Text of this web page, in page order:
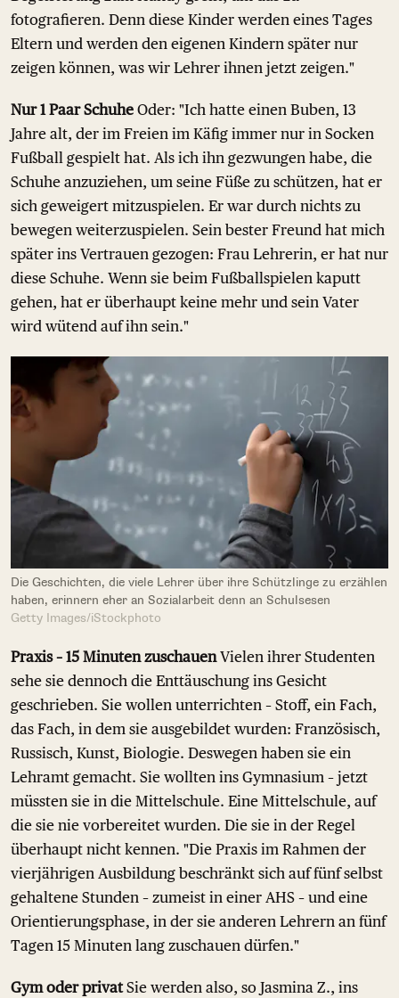
fotografieren. Denn diese Kinder werden eines Tages
Eltern und werden den eigenen Kindern später nur
zeigen können, was wir Lehrer ihnen jetzt zeigen."
Nur 1 Paar Schuhe Oder: "Ich hatte einen Buben, 13
Jahre alt, der im Freien im Käfig immer nur in Socken
Fußball gespielt hat. Als ich ihn gezwungen habe, die
Schuhe anzuziehen, um seine Füße zu schützen, hat er
sich geweigert mitzuspielen. Er war durch nichts zu
bewegen weiterzuspielen. Sein bester Freund hat mich
später ins Vertrauen gezogen: Frau Lehrerin, er hat nur
diese Schuhe. Wenn sie beim Fußballspielen kaputt
gehen, hat er überhaupt keine mehr und sein Vater
wird wütend auf ihn sein."
Die Geschichten, die viele Lehrer über ihre Schützlinge zu erzählen
haben, erinnern eher an Sozialarbeit denn an Schulsesen
Getty Images/iStockphoto
Praxis – 15 Minuten zuschauenVielen ihrer Studenten
sehe sie dennoch die Enttäuschung ins Gesicht
geschrieben. Sie wollen unterrichten – Stoff, ein Fach,
das Fach, in dem sie ausgebildet wurden: Französisch,
Russisch, Kunst, Biologie. Deswegen haben sie ein
Lehramt gemacht. Sie wollten ins Gymnasium – jetzt
müssten sie in die Mittelschule. Eine Mittelschule, auf
die sie nie vorbereitet wurden. Die sie in der Regel
überhaupt nicht kennen. "Die Praxis im Rahmen der
vierjährigen Ausbildung beschränkt sich auf fünf selbst
gehaltene Stunden – zumeist in einer AHS – und eine
Orientierungsphase, in der sie anderen Lehrern an fünf
Tagen 15 Minuten lang zuschauen dürfen."
Gym oder privatSie werden also, so Jasmina Z., ins